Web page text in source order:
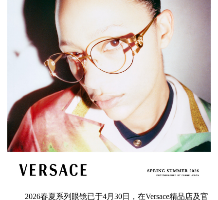
2026春夏系列眼镜已于4月30日，在Versace精品店及官